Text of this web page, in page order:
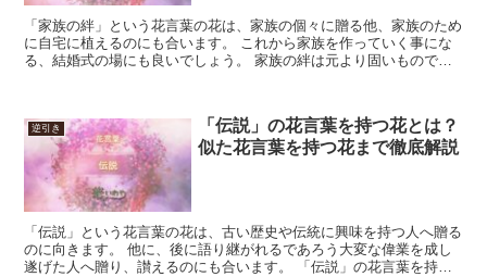
「家族の絆」という花言葉の花は、家族の個々に贈る他、家族のため
に自宅に植えるのにも合います。 これから家族を作っていく事にな
る、結婚式の場にも良いでしょう。 家族の絆は元より固いものです
逆引き
「伝説」の花言葉を持つ花とは？
似た花言葉を持つ花まで徹底解説
「伝説」という花言葉の花は、古い歴史や伝統に興味を持つ人へ贈る
のに向きます。 他に、後に語り継がれるであろう大変な偉業を成し
遂げた人へ贈り、讃えるのにも合います。 「伝説」の花言葉を持つ